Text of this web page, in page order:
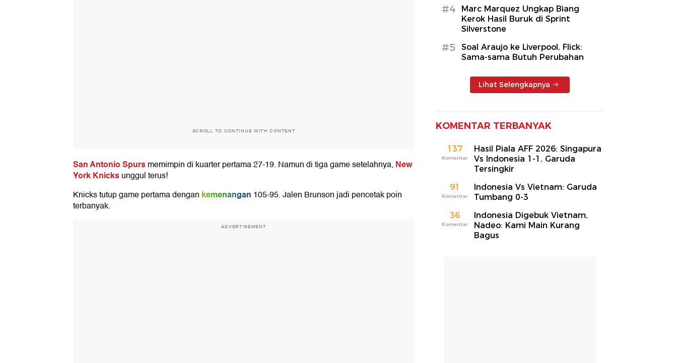
SCROLL TO CONTINUE WITH CONTENT
San Antonio Spursmemimpin di kuarter pertama 27-19. Namun di tiga game setelahnya, New
York Knicksunggul terus!
Knicks tutup game pertama dengan kemenangan 105-95. Jalen Brunson jadi pencetak poin
terbanyak.
ADVERTISEMENT
#4
Marc Marquez Ungkap Biang
Kerok Hasil Buruk di Sprint
Silverstone
#5
Soal Araujo ke Liverpool, Flick:
Sama-sama Butuh Perubahan
Lihat Selengkapnya
KOMENTAR TERBANYAK
137
Komentar
Hasil Piala AFF 2026: Singapura
Vs Indonesia 1-1, Garuda
Tersingkir
91
Komentar
Indonesia Vs Vietnam: Garuda
Tumbang 0-3
36
Komentar
Indonesia Digebuk Vietnam,
Nadeo: Kami Main Kurang
Bagus